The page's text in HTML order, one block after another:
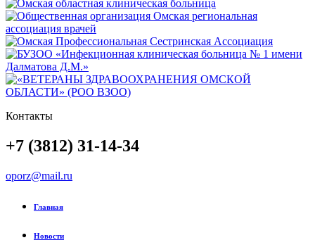
Контакты
+7 (3812) 31-14-34
oporz@mail.ru
Главная
Новости